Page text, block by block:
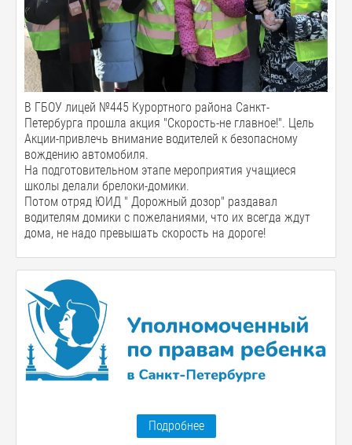
В ГБОУ лицей №445 Курортного района Санкт-
Петербурга прошла акция "Скорость-не главное!". Цель
Акции-привлечь внимание водителей к безопасному
вождению автомобиля.
На подготовительном этапе мероприятия учащиеся
школы делали брелоки-домики.
Потом отряд ЮИД " Дорожный дозор" раздавал
водителям домики с пожеланиями, что их всегда ждут
дома, не надо превышать скорость на дороге!
Подробнее